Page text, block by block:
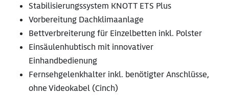
Stabilisierungssystem KNOTT ETS Plus
Vorbereitung Dachklimaanlage
Bettverbreiterung für Einzelbetten inkl. Polster
Einsäulenhubtisch mit innovativer
Einhandbedienung
Fernsehgelenkhalter inkl. benötigter Anschlüsse,
ohne Videokabel (Cinch)